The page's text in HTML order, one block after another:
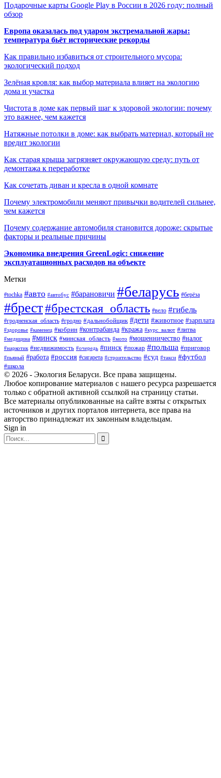
Подарочные карты Google Play в России в 2026 году: полный
обзор
Европа оказалась под ударом экстремальной жары:
температура бьёт исторические рекорды
Как правильно избавиться от строительного мусора:
экологический подход
Зелёная кровля: как выбор материала влияет на экологию
дома и участка
Чистота в доме как первый шаг к здоровой экологии: почему
это важнее, чем кажется
Натяжные потолки в доме: как выбрать материал, который не
вредит экологии
Как старая крыша загрязняет окружающую среду: путь от
демонтажа к переработке
Как сочетать диван и кресла в одной комнате
Почему электромобили меняют привычки водителей сильнее,
чем кажется
Почему содержание автомобиля становится дороже: скрытые
факторы и реальные причины
Экономика внедрения GreenLogic: снижение
эксплуатационных расходов на объекте
Метки
#tochka #авто #автобус #барановичи #беларусь #берёза
#брест#брестская_область #вело #гибель
#гродненская_область #гродно #дальнобойщик #дети #животное #зарплата
#здоровье #каменец #кобрин #контрабанда #кража #курс_валют #литва
#медицина #минск #минская_область #мото #мошенничество #налог
#наркотик #недвижимость #очередь #пинск #пожар #польша #приговор
#пьяный #работа #россия #сигарета #строительство #суд #такси #футбол
#школа
© 2026 - Экология Беларуси. Все права защищены.
Любое копирование материалов с нашего ресурса разрешается
только с обратной активной ссылкой на страницу статьи.
Все материалы опубликованные на сайте взяты с открытых
источников и других порталов интернета, все права на
авторство принадлежат их законным владельцам.
Sign in